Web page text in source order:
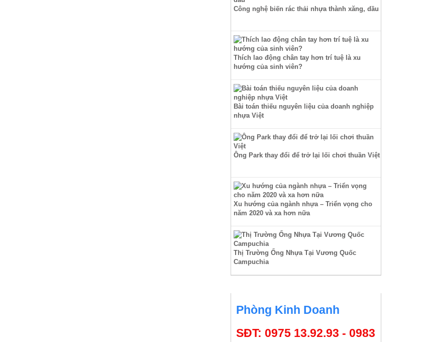
Công nghệ biến rác thải nhựa thành xăng, dầu
Thích lao động chân tay hơn trí tuệ là xu
hướng của sinh viên?
Bài toán thiếu nguyên liệu của doanh nghiệp
nhựa Việt
Ông Park thay đổi để trở lại lối chơi thuần Việt
Xu hướng của ngành nhựa – Triển vọng cho
năm 2020 và xa hơn nữa
Thị Trường Ống Nhựa Tại Vương Quốc
Campuchia
Phòng Kinh Doanh
SĐT: 0975 13.92.93 - 0983